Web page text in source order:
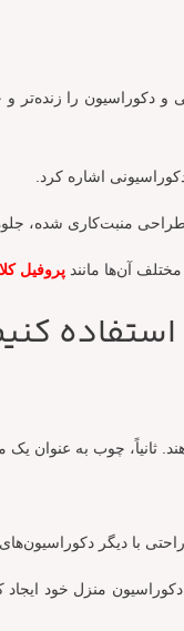
را زنده‌تر
اشاره کرد.
طراحی منبت‌کاری شده،
آن‌ها مانند پروفیل
ثانیاً، چوب به عنوان
با دیگر
منزل خود